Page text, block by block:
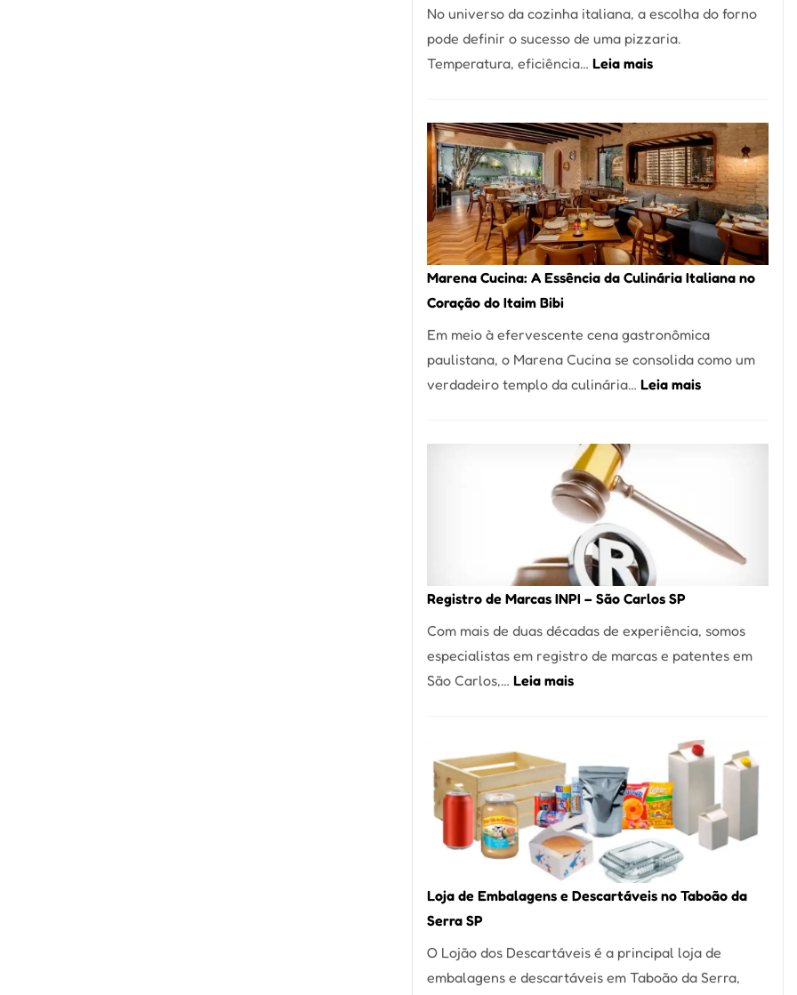
Quer
Resolver
Isso
No universo da cozinha italiana, a escolha do forno
pode definir o sucesso de uma pizzaria.
Temperatura, eficiência… Leia mais:
Como
Escolher
o
Forno
Ideal
para
sua
Marena Cucina: A Essência da Culinária Italiana no
Coração do Itaim Bibi
Em meio à efervescente cena gastronômica
paulistana, o Marena Cucina se consolida como um
verdadeiro templo da culinária… Leia mais:
Culinária
Italiana
do
Itaim
Registro de Marcas INPI – São Carlos SP
Com mais de duas décadas de experiência, somos
especialistas em registro de marcas e patentes em
São Carlos,… Leia mais:
INPI
–
São
Carlos
SP
Loja de Embalagens e Descartáveis no Taboão da
Serra SP
O Lojão dos Descartáveis é a principal loja de
embalagens e descartáveis em Taboão da Serra,